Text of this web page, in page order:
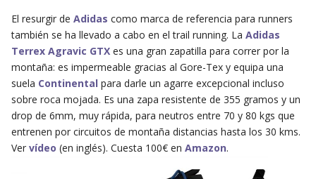
El resurgir de Adidas como marca de referencia para runners
también se ha llevado a cabo en el trail running. La Adidas
Terrex Agravic GTXes una gran zapatilla para correr por la
montaña: es impermeable gracias al Gore-Tex y equipa una
suela Continental para darle un agarre excepcional incluso
sobre roca mojada. Es una zapa resistente de 355 gramos y un
drop de 6mm, muy rápida, para neutros entre 70 y 80 kgs que
entrenen por circuitos de montaña distancias hasta los 30 kms.
Ver vídeo (en inglés). Cuesta 100€ en Amazon.